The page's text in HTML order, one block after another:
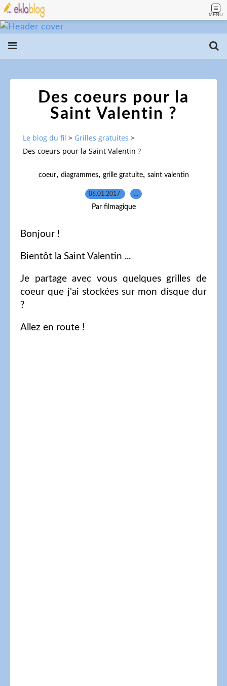
MENU
Des coeurs pour la
Saint Valentin ?
Le blog du fil > Grilles gratuites >
Des coeurs pour la Saint Valentin ?
coeur, diagrammes, grille gratuite, saint valentin
06.01.2017 …
Par filmagique
Bonjour !
Bientôt la Saint Valentin ...
Je partage avec vous quelques grilles de
coeur que j'ai stockées sur mon disque dur
?
Allez en route !